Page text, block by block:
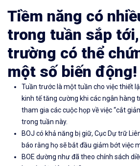
Tiềm năng có
trong tuần sắp
trường có thể
một số biến động!
Tuần trước là một tuần cho việc thiết
kinh tế tăng cường khi các ngân hàng
tham gia các cuộc họp về việc “cắt
trong tuần này.
BOJ có khả năng bị giữ, Cục Dự trữ
báo rằng họ sẽ bắt đầu giảm bớt việc
BOE dường như đã theo chính sách